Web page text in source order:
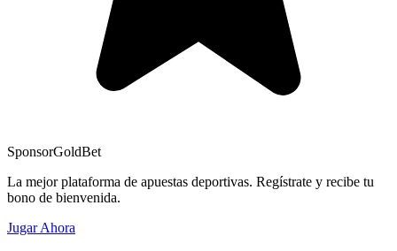
SponsorGoldBet
La mejor plataforma de apuestas deportivas. Regístrate y recibe tu
bono de bienvenida.
Jugar Ahora